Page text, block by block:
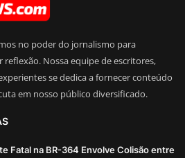
no poder do jornalismo para
Nossa equipe de escritores,
se dedica a fornecer conteúdo
em nosso público diversificado.
Fatal na BR-364 Envolve Colisão entre